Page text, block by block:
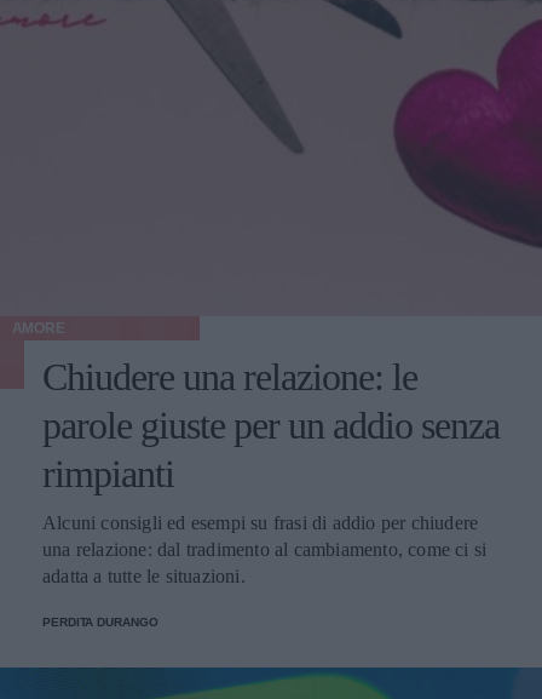
AMORE
Chiudere una relazione: le
parole giuste per un addio senza
rimpianti
Alcuni consigli ed esempi su frasi di addio per chiudere
una relazione: dal tradimento al cambiamento, come ci si
adatta a tutte le situazioni.
PERDITA DURANGO